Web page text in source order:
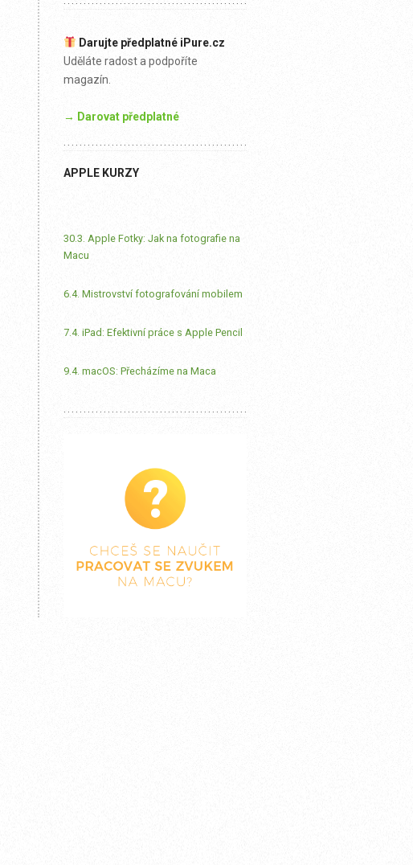
Darujte předplatné iPure.cz
Uděláte radost a podpoříte
magazín.
→ Darovat předplatné
APPLE KURZY
30.3. Apple Fotky: Jak na fotografie na
Macu
6.4. Mistrovství fotografování mobilem
7.4. iPad: Efektivní práce s Apple Pencil
9.4. macOS: Přecházíme na Maca